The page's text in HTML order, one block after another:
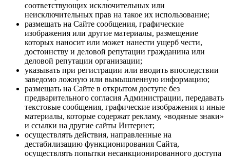
соответствующих исключительных или
неисключительных прав на такое их использование;
размещать на Сайте сообщения, графические
изображения или другие материалы, размещение
которых наносит или может нанести ущерб чести,
достоинству и деловой репутации гражданина или
деловой репутации организации;
указывать при регистрации или вводить впоследствии
заведомо ложную или вымышленную информацию;
размещать на Сайте в открытом доступе без
предварительного согласия Администрации, передавать
текстовые сообщения, графические изображения и иные
материалы, которые содержат рекламу, «водяные знаки»
и ссылки на другие сайты Интернет;
осуществлять действия, направленные на
дестабилизацию функционирования Сайта,
осуществлять попытки несанкционированного доступа